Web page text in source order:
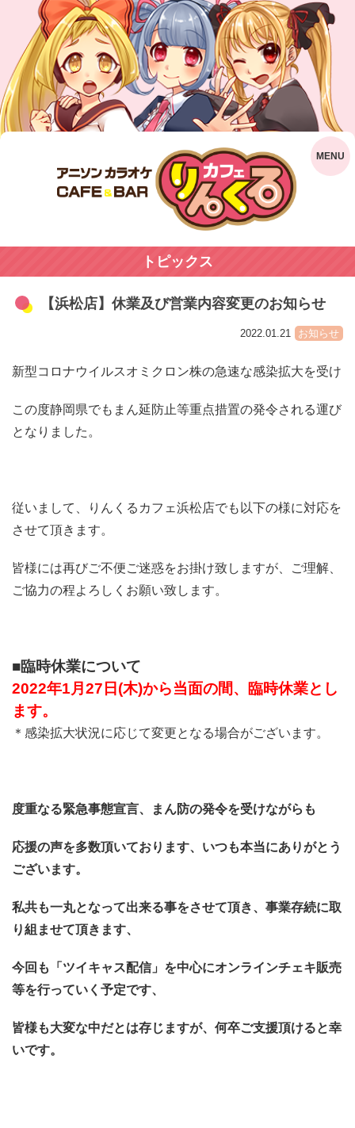
トピックス
【浜松店】休業及び営業内容変更のお知らせ
2022.01.21 お知らせ
新型コロナウイルスオミクロン株の急速な感染拡大を受け
この度静岡県でもまん延防止等重点措置の発令される運び
となりました。
従いまして、りんくるカフェ浜松店でも以下の様に対応を
させて頂きます。
皆様には再びご不便ご迷惑をお掛け致しますが、ご理解、
ご協力の程よろしくお願い致します。
■臨時休業について
2022年1月27日(木)から当面の間、臨時休業とし
ます。
＊感染拡大状況に応じて変更となる場合がございます。
度重なる緊急事態宣言、まん防の発令を受けながらも
応援の声を多数頂いております、いつも本当にありがとう
ございます。
私共も一丸となって出来る事をさせて頂き、事業存続に取
り組ませて頂きます、
今回も「ツイキャス配信」を中心にオンラインチェキ販売
等を行っていく予定です、
皆様も大変な中だとは存じますが、何卒ご支援頂けると幸
いです。